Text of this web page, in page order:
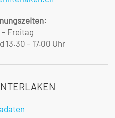
– Freitag
13.30 – 17.00 Uhr